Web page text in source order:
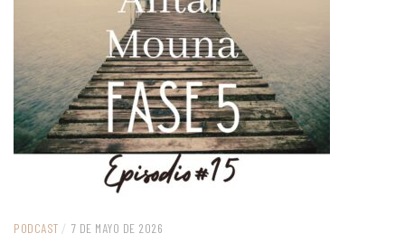
PODCAST / 7 DE MAYO DE 2026